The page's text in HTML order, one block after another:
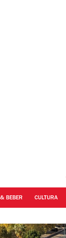
BEBER CULTURA